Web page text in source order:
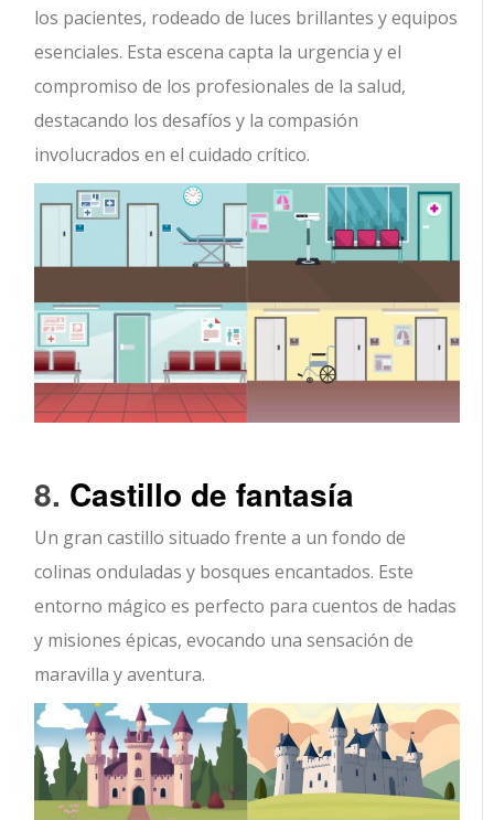
los pacientes, rodeado de luces brillantes y equipos
esenciales. Esta escena capta la urgencia y el
compromiso de los profesionales de la salud,
destacando los desafíos y la compasión
involucrados en el cuidado crítico.
8. Castillo de fantasía
Un gran castillo situado frente a un fondo de
colinas onduladas y bosques encantados. Este
entorno mágico es perfecto para cuentos de hadas
y misiones épicas, evocando una sensación de
maravilla y aventura.